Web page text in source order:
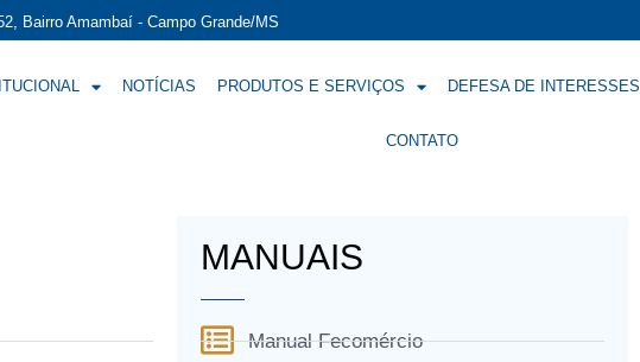
Bairro Amambaí - Campo Grande/MS
NOTÍCIAS PRODUTOS E SERVIÇOS DEFESA DE INTERESSES
CONTATO
MANUAIS
Manual Fecomércio